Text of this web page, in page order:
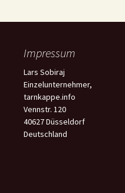
Impressum
Lars Sobiraj
Einzelunternehmer,
tarnkappe.info
Vennstr. 120
40627 Düsseldorf
Deutschland